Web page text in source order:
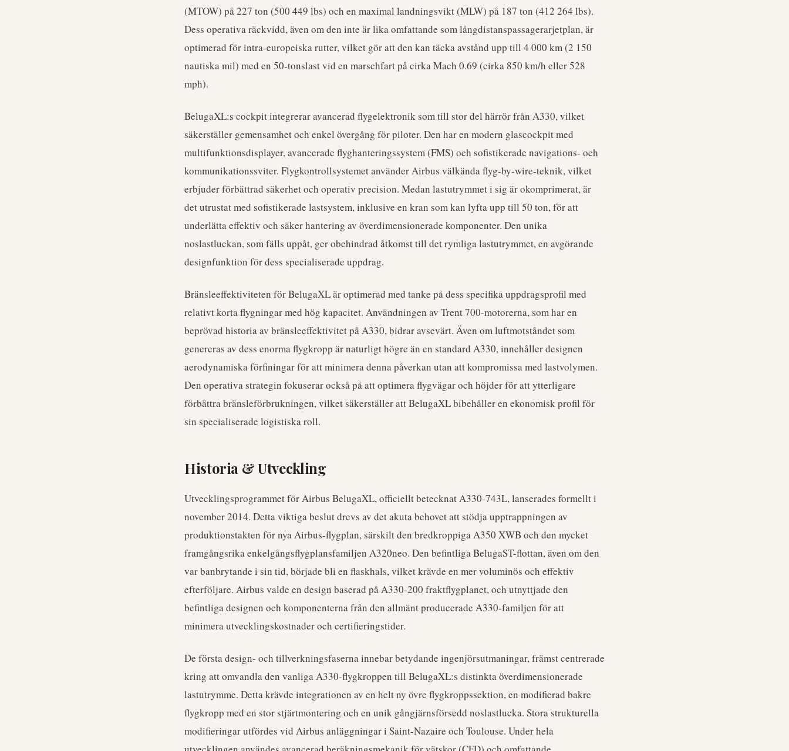
(MTOW) på 227 ton (500 449 lbs) och en maximal landningsvikt (MLW) på 187 ton (412 264 lbs).
Dess operativa räckvidd, även om den inte är lika omfattande som långdistanspassagerarjetplan, är
optimerad för intra-europeiska rutter, vilket gör att den kan täcka avstånd upp till 4 000 km (2 150
nautiska mil) med en 50-tonslast vid en marschfart på cirka Mach 0.69 (cirka 850 km/h eller 528
mph).
BelugaXL:s cockpit integrerar avancerad flygelektronik som till stor del härrör från A330, vilket
säkerställer gemensamhet och enkel övergång för piloter. Den har en modern glascockpit med
multifunktionsdisplayer, avancerade flyghanteringssystem (FMS) och sofistikerade navigations- och
kommunikationssviter. Flygkontrollsystemet använder Airbus välkända flyg-by-wire-teknik, vilket
erbjuder förbättrad säkerhet och operativ precision. Medan lastutrymmet i sig är okomprimerat, är
det utrustat med sofistikerade lastsystem, inklusive en kran som kan lyfta upp till 50 ton, för att
underlätta effektiv och säker hantering av överdimensionerade komponenter. Den unika
noslastluckan, som fälls uppåt, ger obehindrad åtkomst till det rymliga lastutrymmet, en avgörande
designfunktion för dess specialiserade uppdrag.
Bränsleeffektiviteten för BelugaXL är optimerad med tanke på dess specifika uppdragsprofil med
relativt korta flygningar med hög kapacitet. Användningen av Trent 700-motorerna, som har en
beprövad historia av bränsleeffektivitet på A330, bidrar avsevärt. Även om luftmotståndet som
genereras av dess enorma flygkropp är naturligt högre än en standard A330, innehåller designen
aerodynamiska förfiningar för att minimera denna påverkan utan att kompromissa med lastvolymen.
Den operativa strategin fokuserar också på att optimera flygvägar och höjder för att ytterligare
förbättra bränsleförbrukningen, vilket säkerställer att BelugaXL bibehåller en ekonomisk profil för
sin specialiserade logistiska roll.
Historia & Utveckling
Utvecklingsprogrammet för Airbus BelugaXL, officiellt betecknat A330-743L, lanserades formellt i
november 2014. Detta viktiga beslut drevs av det akuta behovet att stödja upptrappningen av
produktionstakten för nya Airbus-flygplan, särskilt den bredkroppiga A350 XWB och den mycket
framgångsrika enkelgångsflygplansfamiljen A320neo. Den befintliga BelugaST-flottan, även om den
var banbrytande i sin tid, började bli en flaskhals, vilket krävde en mer voluminös och effektiv
efterföljare. Airbus valde en design baserad på A330-200 fraktflygplanet, och utnyttjade den
befintliga designen och komponenterna från den allmänt producerade A330-familjen för att
minimera utvecklingskostnader och certifieringstider.
De första design- och tillverkningsfaserna innebar betydande ingenjörsutmaningar, främst centrerade
kring att omvandla den vanliga A330-flygkroppen till BelugaXL:s distinkta överdimensionerade
lastutrymme. Detta krävde integrationen av en helt ny övre flygkroppssektion, en modifierad bakre
flygkropp med en stor stjärtmontering och en unik gångjärnsförsedd noslastlucka. Stora strukturella
modifieringar utfördes vid Airbus anläggningar i Saint-Nazaire och Toulouse. Under hela